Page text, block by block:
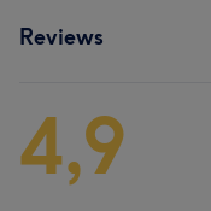
Reviews
4,9